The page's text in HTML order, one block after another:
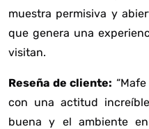
muestra permisiva y
que genera una
visitan.
Reseña de cliente:
con una actitud
buena y el ambiente